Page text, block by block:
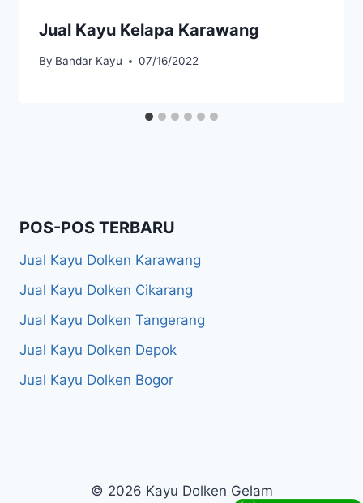
Jual Kayu Kelapa Karawang
By Bandar Kayu 07/16/2022
POS-POS TERBARU
Jual Kayu Dolken Karawang
Jual Kayu Dolken Cikarang
Jual Kayu Dolken Tangerang
Jual Kayu Dolken Depok
Jual Kayu Dolken Bogor
© 2026 Kayu Dolken Gelam